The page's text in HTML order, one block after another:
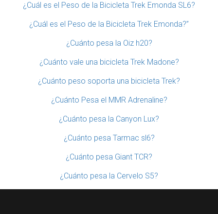
¿Cuál es el Peso de la Bicicleta Trek Emonda SL6?
¿Cuál es el Peso de la Bicicleta Trek Emonda?”
¿Cuánto pesa la Oiz h20?
¿Cuánto vale una bicicleta Trek Madone?
¿Cuánto peso soporta una bicicleta Trek?
¿Cuánto Pesa el MMR Adrenaline?
¿Cuánto pesa la Canyon Lux?
¿Cuánto pesa Tarmac sl6?
¿Cuánto pesa Giant TCR?
¿Cuánto pesa la Cervelo S5?